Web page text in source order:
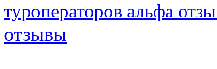
туроператоров альфа
отзывы